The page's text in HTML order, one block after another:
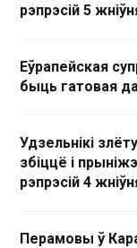
рэпрэсій 5
Еўрапейская
быць гатовая
Удзельнікі
збіццё і
рэпрэсій 4
Перамовы ў